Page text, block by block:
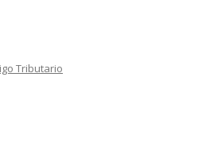
Tributario